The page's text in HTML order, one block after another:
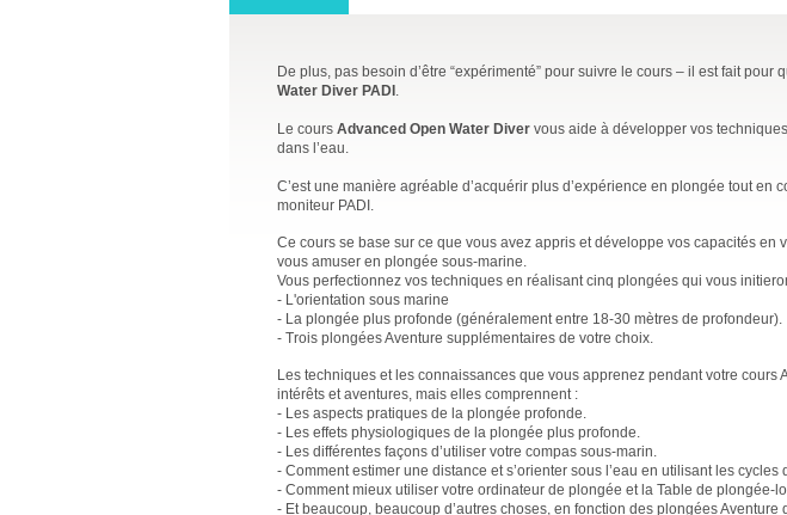
De plus, pas besoin d’être “expérimenté” pour suivre le cours – il est fait
Water Diver PADI .
Le cours Advanced Open Water Diver vous aide à développer vos
dans l’eau.
C’est une manière agréable d’acquérir plus d’expérience en plongée tout en
moniteur PADI.
Ce cours se base sur ce que vous avez appris et développe vos capacités
vous amuser en plongée sous-marine.
Vous perfectionnez vos techniques en réalisant cinq plongées qui vous
- L'orientation sous marine
- La plongée plus profonde (généralement entre 18-30 mètres de profondeur).
- Trois plongées Aventure supplémentaires de votre choix.
Les techniques et les connaissances que vous apprenez pendant votre
intérêts et aventures, mais elles comprennent :
- Les aspects pratiques de la plongée profonde.
- Les effets physiologiques de la plongée plus profonde.
- Les différentes façons d’utiliser votre compas sous-marin.
- Comment estimer une distance et s’orienter sous l’eau en utilisant les
- Comment mieux utiliser votre ordinateur de plongée et la Table de plongée-
- Et beaucoup, beaucoup d’autres choses, en fonction des plongées